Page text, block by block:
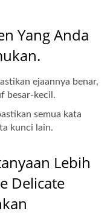
Yang Anda
ejaannya benar,
besar-kecil.
semua kata
kunci lain.
Lebih
Delicate